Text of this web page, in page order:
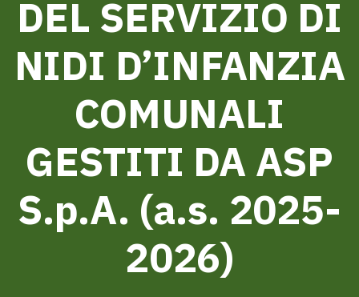
DEL SERVIZIO DI
NIDI D’INFANZIA
COMUNALI
GESTITI DA ASP
S.p.A. (a.s. 2025-
2026)